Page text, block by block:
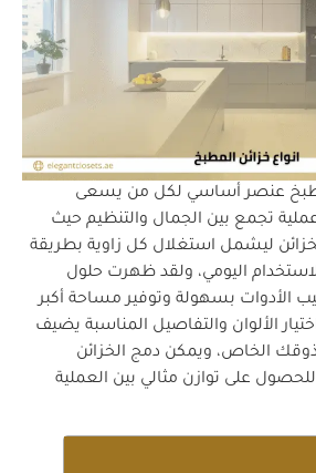
عنصر أساسي لكل من يسعى
تجمع بين الجمال والتنظيم حيث
ليشمل استغلال كل زاوية بطريقة
اليومي، ولقد ظهرت حلول
الأدوات بسهولة وتوفير مساحة أكبر
الألوان والتفاصيل المناسبة يضيف
الخاص، ويمكن دمج الخزائن
على توازن مثالي بين العملية